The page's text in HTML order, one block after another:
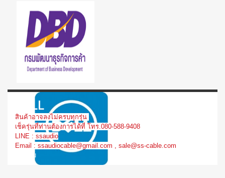
DELL
สินค้าอาจลงไม่ครบทุกรุ่น
เช็ครุ่นที่ท่านต้องการได้ที่ โทร.080-588-9408
LINE : ssaudio
Email : ssaudiocable@gmail.com , sale@ss-cable.com
เพิ่มเติม